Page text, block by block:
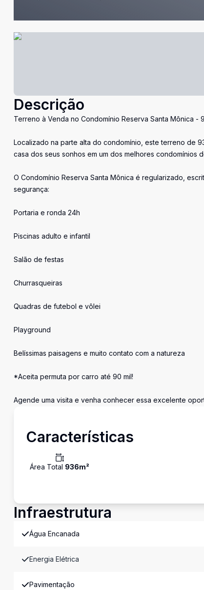
Descrição
Terreno à Venda no Condomínio Reserva Santa Mônica -
Localizado na parte alta do condomínio, este terreno de
casa dos seus sonhos em um dos melhores condomínios
O Condomínio Reserva Santa Mônica é regularizado,
segurança:
Portaria e ronda 24h
Piscinas adulto e infantil
Salão de festas
Churrasqueiras
Quadras de futebol e vôlei
Playground
Belíssimas paisagens e muito contato com a natureza
*Aceita permuta por carro até 90 mil!
Agende uma visita e venha conhecer essa excelente
Características
Área Total 936m²
Infraestrutura
Água Encanada
Energia Elétrica
Pavimentação